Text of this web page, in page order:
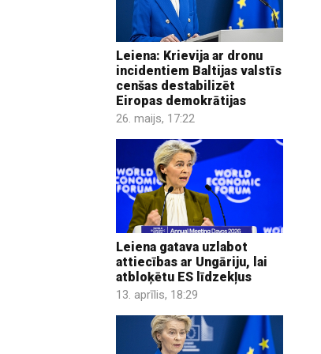
Leiena: Krievija ar dronu
incidentiem Baltijas valstīs
cenšas destabilizēt
Eiropas demokrātijas
26. maijs, 17:22
Leiena gatava uzlabot
attiecības ar Ungāriju, lai
atbloķētu ES līdzekļus
13. aprīlis, 18:29